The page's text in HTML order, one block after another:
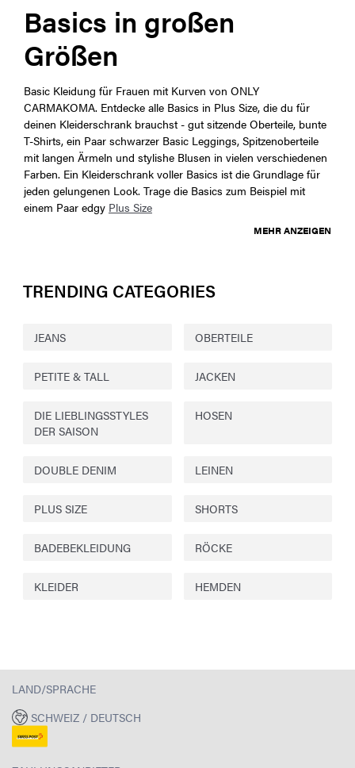
Basics in großen
Größen
Basic Kleidung für Frauen mit Kurven von ONLY
CARMAKOMA. Entdecke alle Basics in Plus Size, die du für
deinen Kleiderschrank brauchst - gut sitzende Oberteile, bunte
T-Shirts, ein Paar schwarzer Basic Leggings, Spitzenoberteile
mit langen Ärmeln und stylishe Blusen in vielen verschiedenen
Farben. Ein Kleiderschrank voller Basics ist die Grundlage für
jeden gelungenen Look. Trage die Basics zum Beispiel mit
einem Paar edgy Plus Size
MEHR ANZEIGEN
TRENDING CATEGORIES
JEANS OBERTEILE
PETITE & TALL JACKEN
DIE LIEBLINGSSTYLES
DER SAISON
HOSEN
DOUBLE DENIM LEINEN
PLUS SIZE SHORTS
BADEBEKLEIDUNG RÖCKE
KLEIDER HEMDEN
LAND/SPRACHE
SCHWEIZ / DEUTSCH